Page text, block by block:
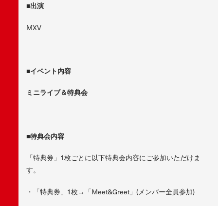
■出演
MXV
■イベント内容
ミニライブ＆特典会
■特典会内容
「特典券」1枚ごとに以下特典会内容にご参加いただけま
す。
・「特典券」1枚→「Meet&Greet」(メンバー全員参加)